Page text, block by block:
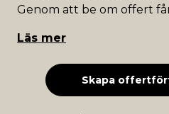
Genom att be om offert
Läs mer
Skapa